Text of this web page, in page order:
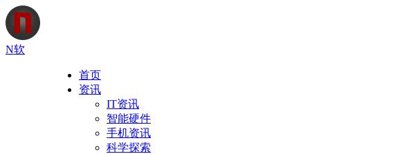
N软
首页
资讯
IT资讯
智能硬件
手机资讯
科学探索